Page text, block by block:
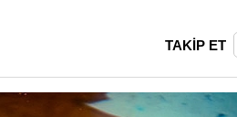
TAKİP ET